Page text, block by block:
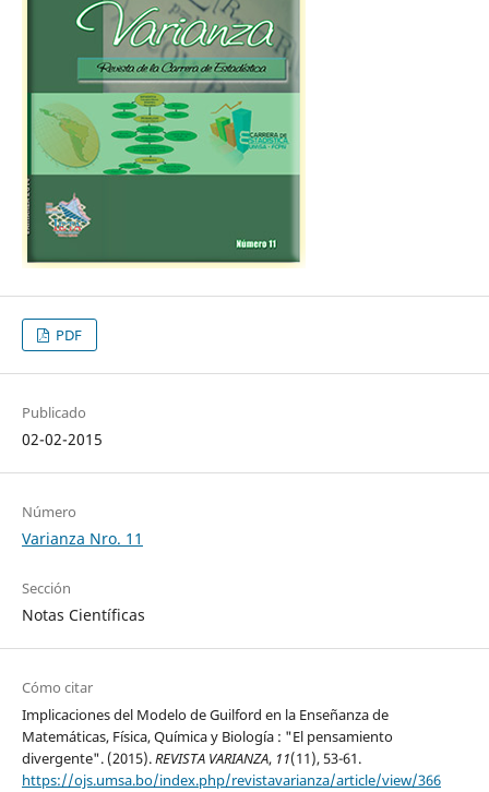
PDF
Publicado
02-02-2015
Número
Varianza Nro. 11
Sección
Notas Científicas
Cómo citar
Implicaciones del Modelo de Guilford en la Enseñanza de
Matemáticas, Física, Química y Biología : "El pensamiento
divergente". (2015).REVISTA VARIANZA, 11(11), 53-61.
https://ojs.umsa.bo/index.php/revistavarianza/article/view/366